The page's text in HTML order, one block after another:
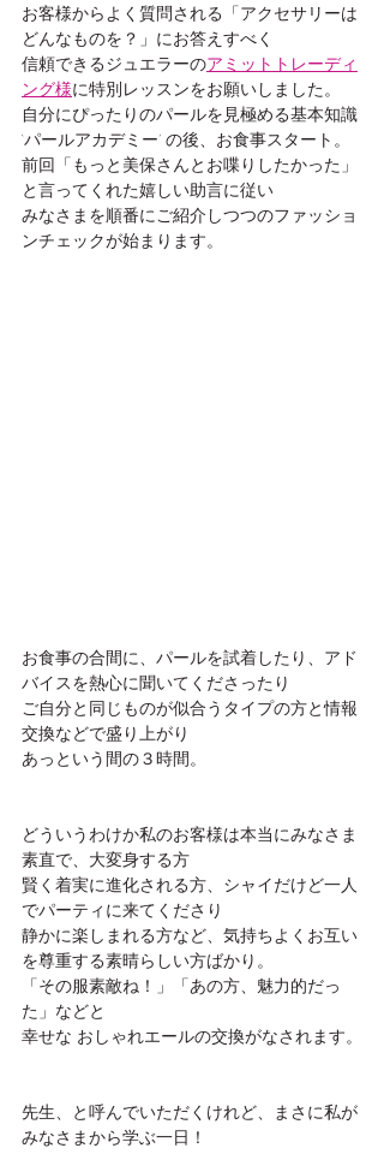
お客様からよく質問される「アクセサリーは
どんなものを？」にお答えすべく
信頼できるジュエラーのアミットトレーディ
ング様に特別レッスンをお願いしました。
自分にぴったりのパールを見極める基本知識
‘パールアカデミー’ の後、お食事スタート。
前回「もっと美保さんとお喋りしたかった」
と言ってくれた嬉しい助言に従い
みなさまを順番にご紹介しつつのファッショ
ンチェックが始まります。
お食事の合間に、パールを試着したり、アド
バイスを熱心に聞いてくださったり
ご自分と同じものが似合うタイプの方と情報
交換などで盛り上がり
あっという間の３時間。
どういうわけか私のお客様は本当にみなさま
素直で、大変身する方
賢く着実に進化される方、シャイだけど一人
でパーティに来てくださり
静かに楽しまれる方など、気持ちよくお互い
を尊重する素晴らしい方ばかり。
「その服素敵ね！」「あの方、魅力的だっ
た」などと
幸せな おしゃれエールの交換がなされます。
先生、と呼んでいただくけれど、まさに私が
みなさまから学ぶ一日！